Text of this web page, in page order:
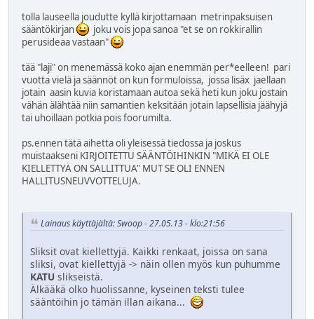
tolla lauseella joudutte kyllä kirjottamaan metrinpaksuisen
sääntökirjan
joku vois jopa sanoa "et se on rokkirallin
perusideaa vastaan"
tää "laji" on menemässä koko ajan enemmän per*eelleen! pari
vuotta vielä ja säännöt on kun formuloissa, jossa lisäx jaellaan
jotain aasin kuvia koristamaan autoa sekä heti kun joku jostain
vähän älähtää niin samantien keksitään jotain lapsellisia jäähyjä
tai uhoillaan potkia pois foorumilta.
ps.ennen tätä aihetta oli yleisessä tiedossa ja joskus
muistaakseni KIRJOITETTU SÄÄNTÖIHINKIN "MIKÄ EI OLE
KIELLETTYÄ ON SALLITTUA" MUT SE OLI ENNEN
HALLITUSNEUVVOTTELUJA.
Lainaus käyttäjältä: Swoop - 27.05.13 - klo:21:56
Sliksit ovat kiellettyjä. Kaikki renkaat, joissa on sana
sliksi, ovat kiellettyjä -> näin ollen myös kun puhumme
KATU slikseistä.
Älkääkä olko huolissanne, kyseinen teksti tulee
sääntöihin jo tämän illan aikana...